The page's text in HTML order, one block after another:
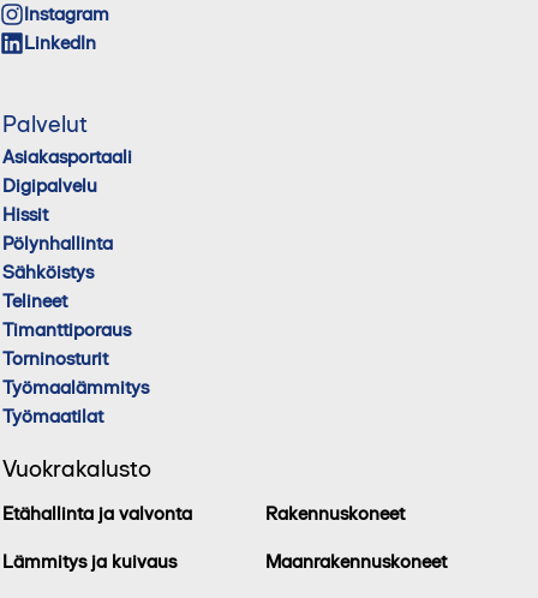
Instagram
LinkedIn
Palvelut
Asiakasportaali
Digipalvelu
Hissit
Pölynhallinta
Sähköistys
Telineet
Timanttiporaus
Torninosturit
Työmaalämmitys
Työmaatilat
Vuokrakalusto
Etähallinta ja valvonta
Lämmitys ja kuivaus
Rakennuskoneet
Maanrakennuskoneet